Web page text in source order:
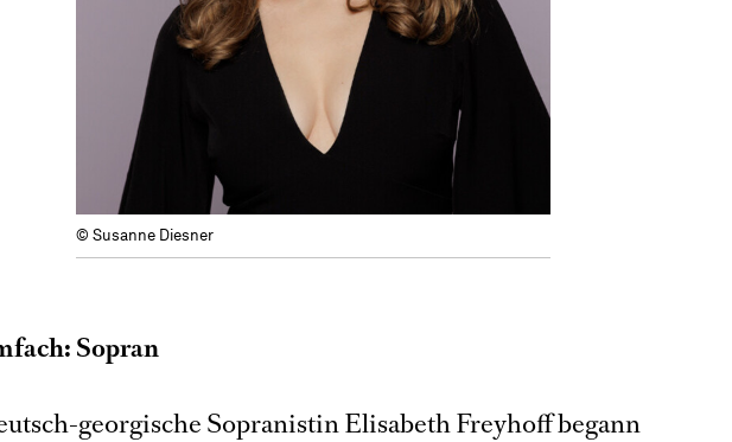
© Susanne Diesner
Sopran
georgische Sopranistin Elisabeth Freyhoff begann